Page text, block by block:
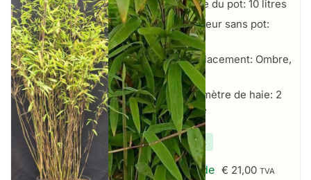
Taille du pot: 10 litres
Hauteur sans pot:
125+ cm
Emplacement: Ombre,
Soleil
Par mètre de haie: 2
par mètre
✔ En stock
À partir de € 21,00 TVA